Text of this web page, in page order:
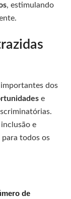
, estimulando
dos
e
e
todos os
de